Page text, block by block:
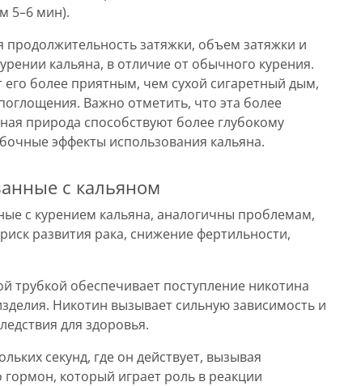
5–6 мин).
продолжительность затяжки, объем затяжки и
кальяна, в отличие от обычного курения.
более приятным, чем сухой сигаретный дым,
Важно отметить, что эта более
природа способствуют более глубокому
эффекты использования кальяна.
с кальяном
с курением кальяна, аналогичны проблемам,
развития рака, снижение фертильности,
трубкой обеспечивает поступление никотина
Никотин вызывает сильную зависимость и
для здоровья.
секунд, где он действует, вызывая
который играет роль в реакции